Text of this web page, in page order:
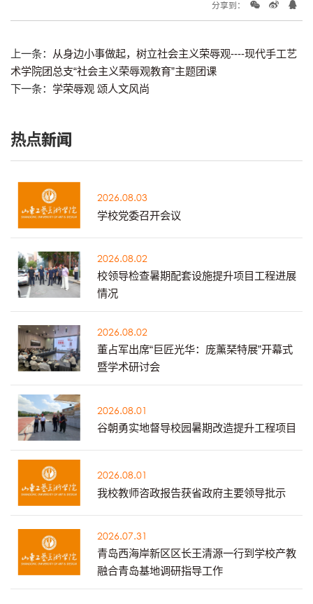
分享到：
上一条：
从身边小事做起，树立社会主义荣辱观----现代手工艺
术学院团总支“社会主义荣辱观教育”主题团课
下一条： 学荣辱观 颂人文风尚
热点新闻
2026.08.03
学校党委召开会议
2026.08.02
校领导检查暑期配套设施提升项目工程进展
情况
2026.08.02
董占军出席“巨匠光华：庞薰琹特展”开幕式
暨学术研讨会
2026.08.01
谷朝勇实地督导校园暑期改造提升工程项目
2026.08.01
我校教师咨政报告获省政府主要领导批示
2026.07.31
青岛西海岸新区区长王清源一行到学校产教
融合青岛基地调研指导工作